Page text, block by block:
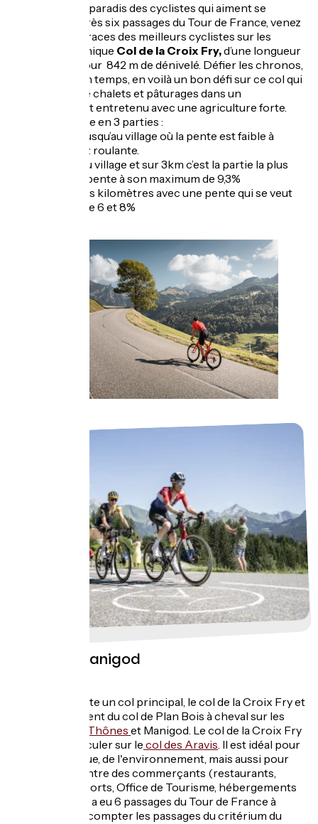
Manigod est le paradis des cyclistes qui aiment se
challenger. Après six passages du Tour de France, venez
rouler sur les traces des meilleurs cyclistes sur les
pentes du mythique Col de la Croix Fry,d’une longueur
de 11,700km pour 842 m de dénivelé. Défier les chronos,
ou prendre son temps, en voilà un bon défi sur ce col qui
serpente entre chalets et pâturages dans un
environnement entretenu avec une agriculture forte.
Il se décompose en 3 parties :
jusqu’au village où la pente est faible à
modérée, assez roulante.
- Au-dessus du village et sur 3km c’est la partie la plus
dure avec une pente à son maximum de 9,3%
- Les 3 derniers kilomètres avec une pente qui se veut
plus faible entre 6 et 8%
Le vélo à Manigod
Manigod compte un col principal, le col de la Croix Fry et
profite également du col de Plan Bois à cheval sur les
Thônes et Manigod. Le col de la Croix Fry
permet de basculer sur le col des Aravis. Il est idéal pour
profiter de la vue, de l'environnement, mais aussi pour
aller à la rencontre des commerçants (restaurants,
magasins de sports, Office de Tourisme, hébergements
au sommet). Il y a eu 6 passages du Tour de France à
Manigod, sans compter les passages du critérium du